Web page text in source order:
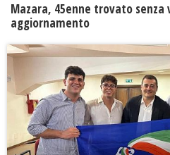
Mazara, 45enne trovato
aggiornamento